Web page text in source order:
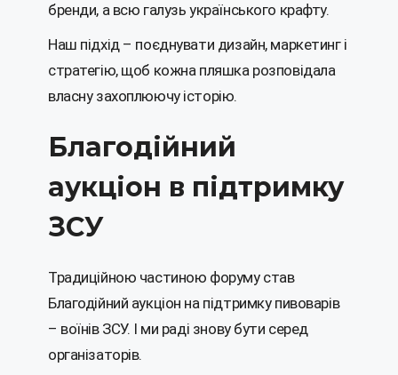
бренди, а всю галузь українського крафту.
Наш підхід – поєднувати дизайн, маркетинг і
стратегію, щоб кожна пляшка розповідала
власну захоплюючу історію.
Благодійний
аукціон в підтримку
ЗСУ
Традиційною частиною форуму став
Благодійний аукціон на підтримку пивоварів
– воїнів ЗСУ. І ми раді знову бути серед
організаторів.